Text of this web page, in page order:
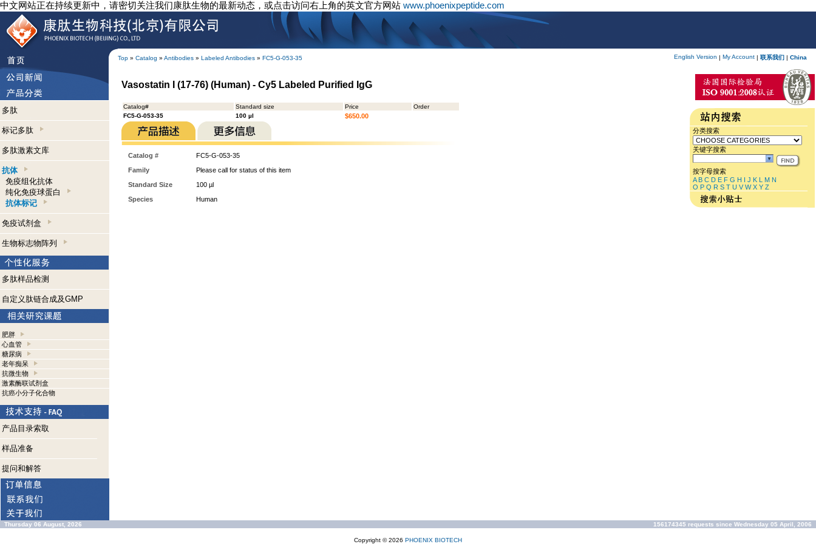
中文网站正在持续更新中，请密切关注我们康肽生物的最新动态，或点击访问右上角的英文官方网站 www.phoenixpeptide.com
Top » Catalog » Antibodies » Labeled Antibodies » FC5-G-053-35 English Version | My Account | 联系我们 | China
多肽
标记多肽
多肽激素文库
抗体
免疫组化抗体
纯化免疫球蛋白
抗体标记
免疫试剂盒
生物标志物阵列
多肽样品检测
自定义肽链合成及GMP
肥胖
心血管
糖尿病
老年痴呆
抗微生物
激素酶联试剂盒
抗癌小分子化合物
产品目录索取
样品准备
提问和解答
Vasostatin I (17-76) (Human) - Cy5 Labeled Purified IgG
Catalog# Standard size Price
Order
FC5-G-053-35
100 µl $650.00
Catalog #
FC5-G-053-35
Family
Please call for status of this item
Standard Size
100 µl
Species
Human
分类搜索
关键字搜索
按字母搜索
A B C D E F G H I J K L M N
O P Q R S T U V W X Y Z
Thursday 06 August, 2026 156174345 requests since Wednesday 05 April, 2006
Copyright © 2026 PHOENIX BIOTECH